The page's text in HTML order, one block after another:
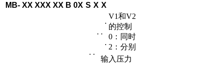
MB- XX XXX XX B 0X S X X
. .
. .
.
V1和V2
的控制
0：同时
2：分别
.
输入压力